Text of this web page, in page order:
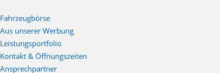
Fahrzeugbörse
Aus unserer Werbung
Leistungsportfolio
Kontakt & Öffnungszeiten
Ansprechpartner